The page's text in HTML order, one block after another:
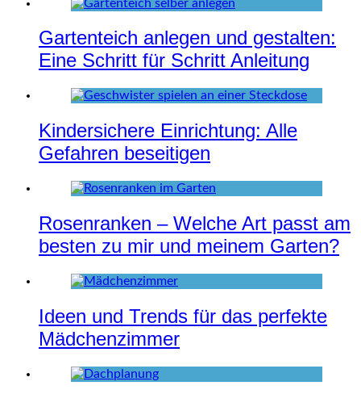
Gartenteich anlegen und gestalten:
Eine Schritt für Schritt Anleitung
Kindersichere Einrichtung: Alle
Gefahren beseitigen
Rosenranken – Welche Art passt am
besten zu mir und meinem Garten?
Ideen und Trends für das perfekte
Mädchenzimmer